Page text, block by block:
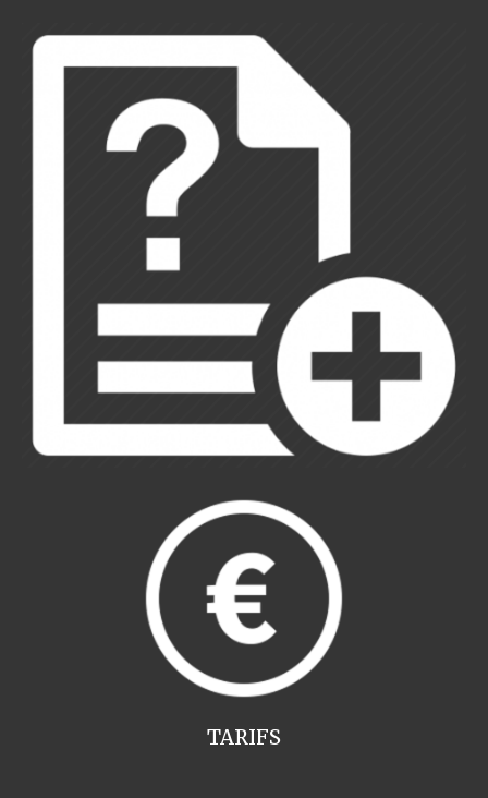
TARIFS